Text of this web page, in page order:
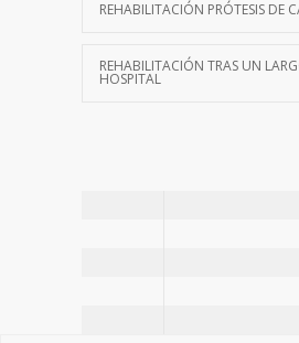
REHABILITACIÓN PRÓTESIS DE
REHABILITACIÓN TRAS UN
HOSPITAL